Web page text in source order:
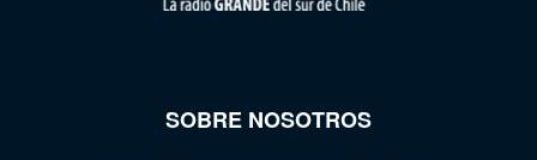
SOBRE NOSOTROS